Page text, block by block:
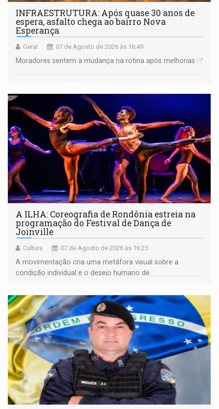
INFRAESTRUTURA: Após quase 30 anos de
espera, asfalto chega ao bairro Nova
Esperança
Geral 07 de Agosto de 2026 às 16:49
Moradores sentem a mudança na rotina após melhorias
A ILHA: Coreografia de Rondônia estreia na
programação do Festival de Dança de
Joinville
Cultura 07 de Agosto de 2026 às 16:25
A movimentação cria uma metáfora visual sobre a
condição individual e o desejo humano de